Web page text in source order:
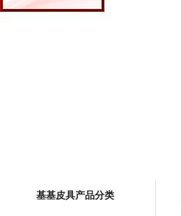
基基皮具产品分类